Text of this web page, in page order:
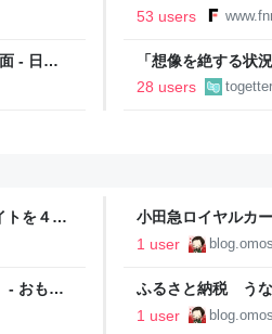
「標準化されてい
53 users
- 日本
「想像を絶する状
とらえた映像に様
28 users
トを４カ
小田急ロイヤルカ
1 user
- おもし
ふるさと納税 う
おもしろく
1 user